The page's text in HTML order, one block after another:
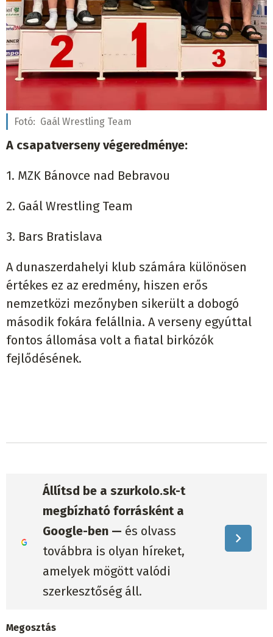
Fotó: Gaál Wrestling Team
A csapatverseny végeredménye:
1. MZK Bánovce nad Bebravou
2. Gaál Wrestling Team
3. Bars Bratislava
A dunaszerdahelyi klub számára különösen
értékes ez az eredmény, hiszen erős
nemzetközi mezőnyben sikerült a dobogó
második fokára felállnia. A verseny egyúttal
fontos állomása volt a fiatal birkózók
fejlődésének.
Állítsd be a szurkolo.sk-t
megbízható forrásként a
Google-ben — és olvass
továbbra is olyan híreket,
amelyek mögött valódi
szerkesztőség áll.
Megosztás